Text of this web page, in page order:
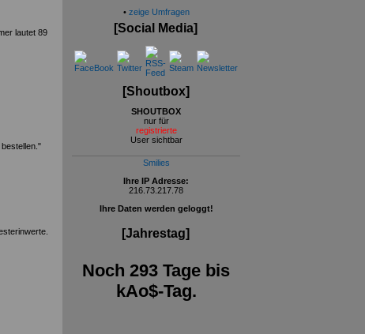
lautet 89
• zeige Umfragen
[Social Media]
[Shoutbox]
SHOUTBOX
nur für
registrierte
User sichtbar
Smilies
Ihre IP Adresse:
216.73.217.78
Ihre Daten werden geloggt!
[Jahrestag]
Noch 293 Tage bis
kAo$-Tag.